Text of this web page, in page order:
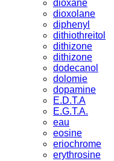
dioxane
dioxolane
diphenyl
dithiothreitol
dithizone
dithizone
dodecanol
dolomie
dopamine
E.D.T.A
E.G.T.A.
eau
eosine
eriochrome
erythrosine